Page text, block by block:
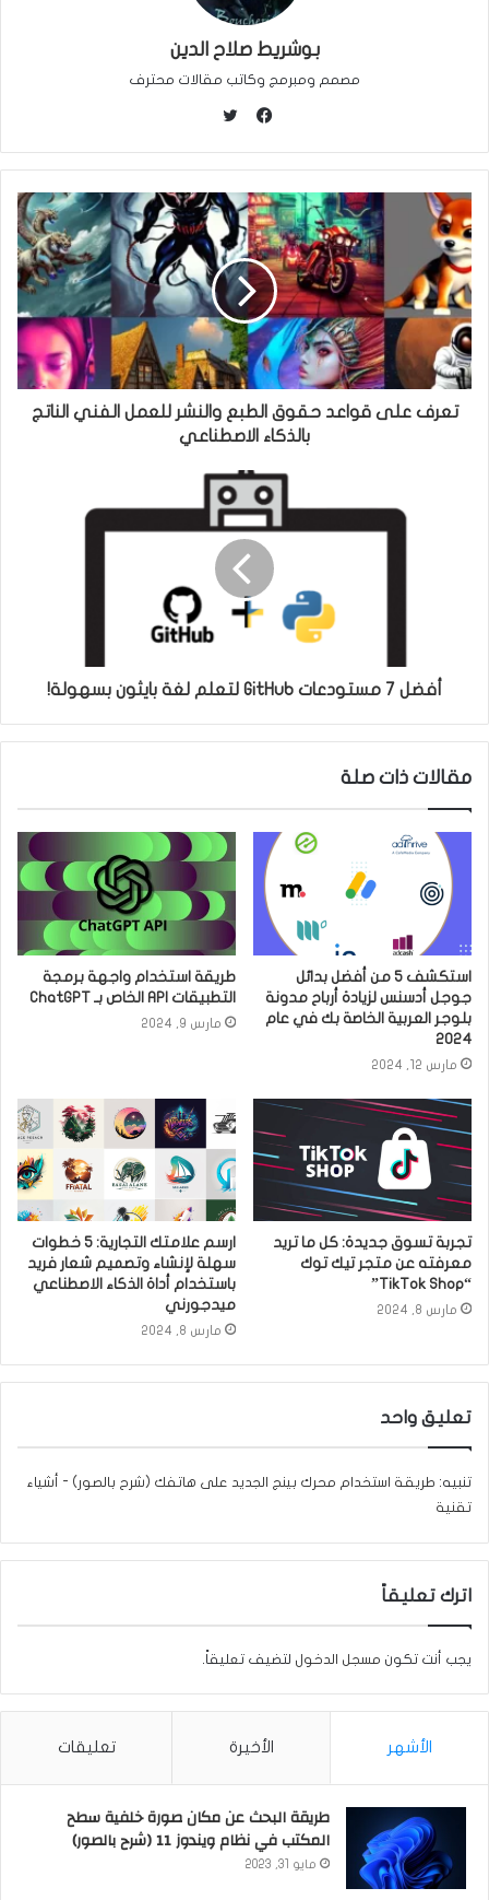
بوشريط صلاح الدين
مصمم ومبرمج وكاتب مقالات محترف
ي
س
ب
و
ك
ي
ت
ر
تعرف على قواعد حقوق الطبع والنشر للعمل الفني الناتج
بالذكاء الاصطناعي
أفضل 7 مستودعات GitHub لتعلم لغة بايثون بسهولة!
مقالات ذات صلة
استكشف 5 من أفضل بدائل
جوجل أدسنس لزيادة أرباح مدونة
بلوجر العربية الخاصة بك في عام
2024
مارس 12, 2024
طريقة استخدام واجهة برمجة
التطبيقات API الخاص بـ ChatGPT
مارس 9, 2024
تجربة تسوق جديدة: كل ما تريد
معرفته عن متجر تيك توك
“TikTok Shop”
مارس 8, 2024
ارسم علامتك التجارية: 5 خطوات
سهلة لإنشاء وتصميم شعار فريد
باستخدام أداة الذكاء الاصطناعي
ميدجورني
مارس 8, 2024
تعليق واحد
تنبيه: طريقة استخدام محرك بينج الجديد على هاتفك (شرح بالصور) - أشياء
تقنية
اترك تعليقاً
يجب أنت تكون مسجل الدخول لتضيف تعليقاً.
الأشهر الأخيرة تعليقات
طريقة البحث عن مكان صورة خلفية سطح
المكتب في نظام ويندوز 11 (شرح بالصور)
مايو 31, 2023